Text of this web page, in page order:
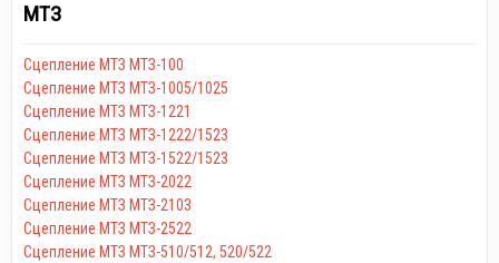
МТЗ
Сцепление МТЗ МТЗ-100
Сцепление МТЗ МТЗ-1005/1025
Сцепление МТЗ МТЗ-1221
Сцепление МТЗ МТЗ-1222/1523
Сцепление МТЗ МТЗ-1522/1523
Сцепление МТЗ МТЗ-2022
Сцепление МТЗ МТЗ-2103
Сцепление МТЗ МТЗ-2522
Сцепление МТЗ МТЗ-510/512, 520/522